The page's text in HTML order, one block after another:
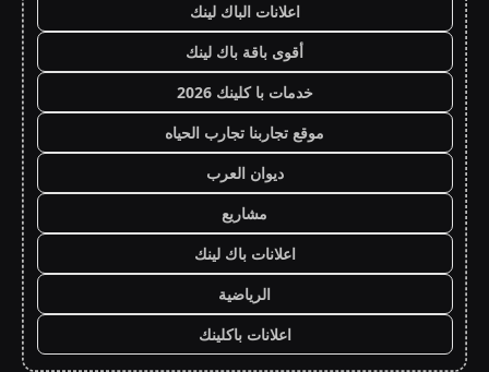
اعلانات الباك لينك
أقوى باقة باك لينك
خدمات با كلينك 2026
موقع تجاربنا تجارب الحياه
ديوان العرب
مشاريع
اعلانات باك لينك
الرياضية
اعلانات باكلينك